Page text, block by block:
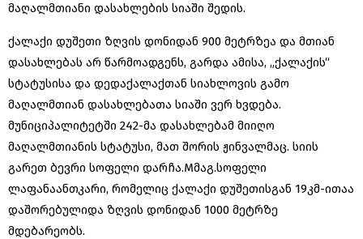
მაღალმთიანი დასახლების სიაში შედის.
ქალაქი დუშეთი ზღვის დონიდან 900 მეტრზეა და მთიან
დასახლებას არ წარმოადგენს, გარდა ამისა, „ქალაქის“
სტატუსისა და დედაქალაქთან სიახლოვის გამო
მაღალმთიან დასახლებათა სიაში ვერ ხვდება.
მუნიციპალიტეტში 242-მა დასახლებამ მიიღო
მაღალმთიანის სტატუსი, მათ შორის ჟინვალმაც. სიის
გარეთ ბევრი სოფელი დარჩა.Mმაგ.სოფელი
ლაფანაანთკარი, რომელიც ქალაქი დუშეთისგან 19კმ-ითაა
დაშორებულიდა ზღვის დონიდან 1000 მეტრზე
მდებარეობს.